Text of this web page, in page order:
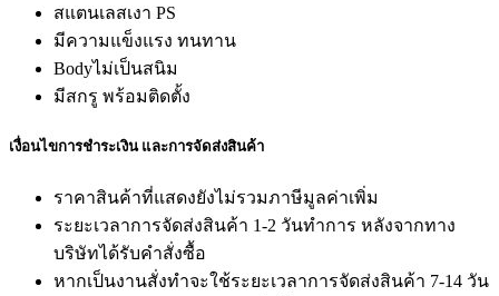
สแตนเลสเงา PS
มีความแข็งแรง ทนทาน
Bodyไม่เป็นสนิม
มีสกรู พร้อมติดตั้ง
เงื่อนไขการชำระเงิน และการจัดส่งสินค้า
ราคาสินค้าที่แสดงยังไม่รวมภาษีมูลค่าเพิ่ม
ระยะเวลาการจัดส่งสินค้า 1-2 วันทำการ หลังจากทาง
บริษัทได้รับคำสั่งซื้อ
หากเป็นงานสั่งทำจะใช้ระยะเวลาการจัดส่งสินค้า 7-14 วัน